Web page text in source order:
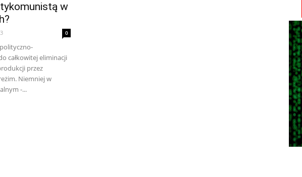
w
0
całkowitej eliminacji
przez
Niemniej w
-...